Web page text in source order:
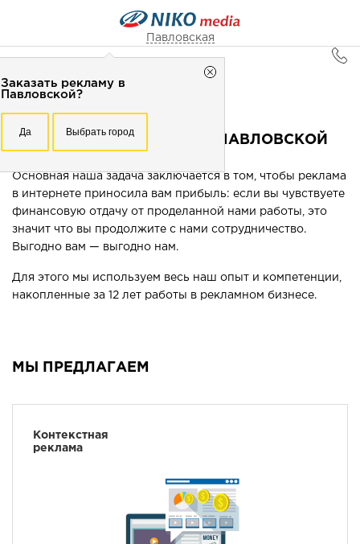
Павловская
Заказать рекламу в
Павловской?
Да Выбрать город
Павловская
Заказать рекламу в
Да Выбрать город
Рекламное агентство НИКО-медиа
Честно Эффективно
Внимательно!
Выберите свой город
НАПИСАТЬ
Реклама в интернете в Павловской
РЕКЛАМА В ИНТЕРНЕТЕ В ПАВЛОВСКОЙ
Основная наша задача заключается в том, чтобы реклама
в интернете приносила вам прибыль: если вы чувствуете
финансовую отдачу от проделанной нами работы, это
значит что вы продолжите с нами сотрудничество.
Выгодно вам — выгодно нам.
Для этого мы используем весь наш опыт и компетенции,
накопленные за 12 лет работы в рекламном бизнесе.
МЫ ПРЕДЛАГАЕМ
Контекстная
реклама